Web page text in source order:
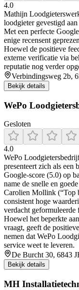
4.0
Mathijn
loodgieter gevestigd
Met een perfecte
enige recensent
Hoewel de positieve
externe verificatie via
reputatie nog verder
Verbindingsweg 2b,
Bekijk details
WePo
Gesloten
4.0
WePo
presenteert zich als een
Google-score (5.0) op
name de snelle en
Carolien Mollink (“Top
consistent hoge
verdacht
Hoewel het beperkte
vraagt, geeft de
nemen dat WePo
service weet te leveren.
De Burcht 30, 6843
Bekijk details
MH